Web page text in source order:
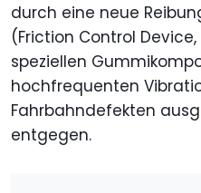
durch eine neue
(Friction Control Device,
speziellen
hochfrequenten
Fahrbahndefekten
entgegen.